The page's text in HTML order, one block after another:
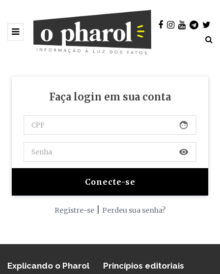
Faça login em sua conta
face
visibility
Registre-se Perdeu sua senha?
Explicando o Pharol
Princípios editoriais